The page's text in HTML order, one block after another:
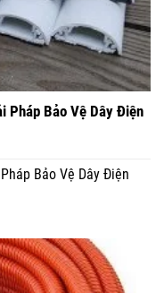
Pháp Bảo Vệ Dây Điện
Bảo Vệ Dây Điện